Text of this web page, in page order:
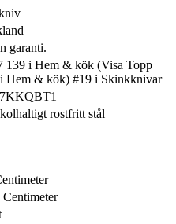
garanti.
139 i Hem & kök (Visa Topp
Hem & kök) #19 i Skinkknivar
rostfritt stål
Centimeter